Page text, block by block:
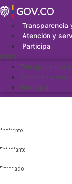
Saltar
al
contenidoTransparencia
Atención y
Participa
Menu
Transparencia
Atención y
Participa
Aspirante
Estudiante
Egresado